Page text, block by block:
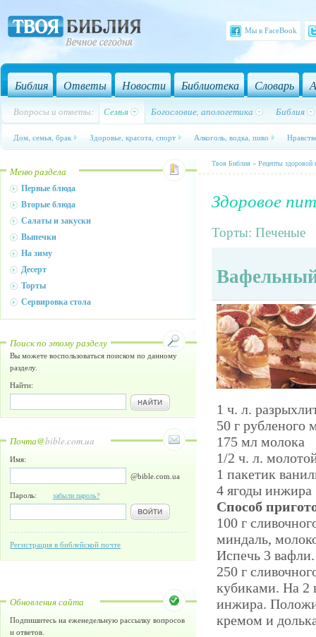
Мы в FaceBook
Библия Ответы Новости Библиотека Словарь
Вопросы и ответы: Семья Богословие, апологетика Библия
Дом, семья, брак Здоровье, красота, спорт Алкоголь, водка, пиво
Меню раздела
Первые блюда
Вторые блюда
Салаты и закуски
Выпечки
На зиму
Десерт
Торты
Сервировка стола
Поиск по этому разделу
Вы можете воспользоваться поиском по данному
разделу.
Найти:
Почта@bible.com.ua
Имя:
@bible.com.ua
Пароль: забыли пароль?
Регистрация в библейской почте
Обновления сайта
Подпишитесь на еженедельную рассылку вопросов
и ответов.
Твоя Библия » Рецепты здоровой
Здоровое
Торты: Печеные
1 ч. л.
50 г рубленого
175 мл молока
1/2 ч. л.
1 пакетик
4 ягоды инжира
Способ
100 г
миндаль,
Испечь 3
250 г
кубиками. На 2
инжира.
кремом и